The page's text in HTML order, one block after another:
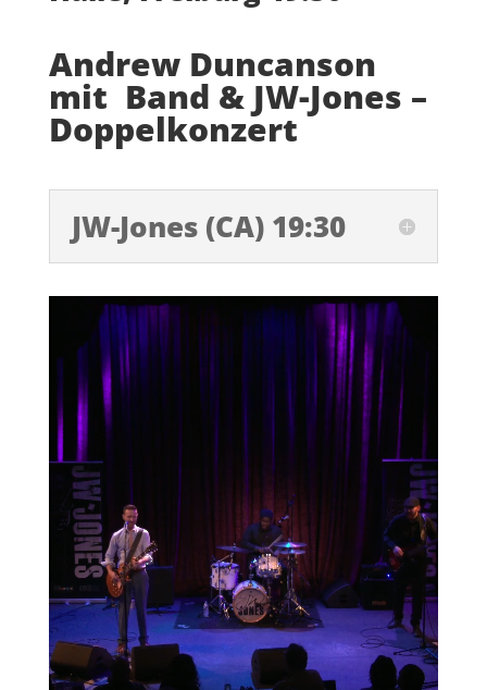
Andrew Duncanson
mit Band & JW-Jones –
Doppelkonzert
JW-Jones (CA) 19:30